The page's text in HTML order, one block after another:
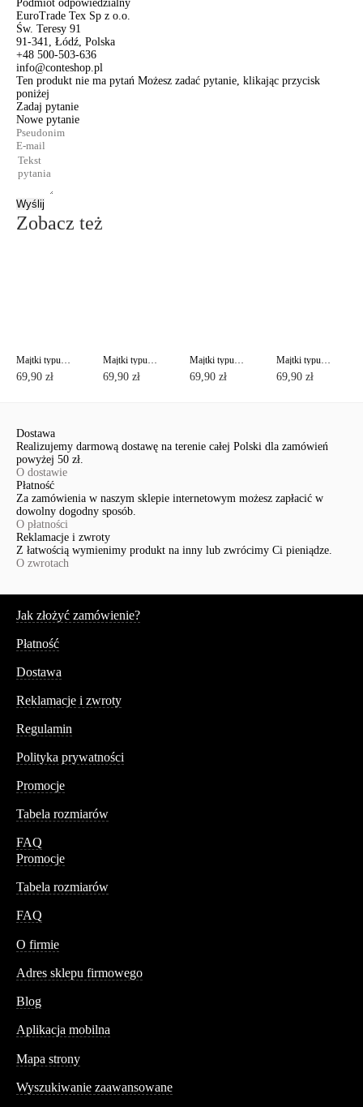
Podmiot odpowiedzialny
EuroTrade Tex Sp z o.o.
Św. Teresy 91
91-341, Łódź, Polska
+48 500-503-636
info@conteshop.pl
Ten produkt nie ma pytań Możesz zadać pytanie, klikając przycisk
poniżej
Zadaj pytanie
Nowe pytanie
Wyślij
Zobacz też
Majtki typu "figi" ze średnim stanem AURA RP3080
69,90 zł
Majtki typu "figi" ze średnim stanem AURA RP3080
69,90 zł
Majtki typu "figi" ze średnim stanem AURA RP3080
69,90 zł
Majtki typu "figi" ze średnim stanem AURA RP3080
69,90 zł
Dostawa
Realizujemy darmową dostawę na terenie całej Polski dla zamówień
powyżej 50 zł.
O dostawie
Płatność
Za zamówienia w naszym sklepie internetowym możesz zapłacić w
dowolny dogodny sposób.
O płatności
Reklamacje i zwroty
Z łatwością wymienimy produkt na inny lub zwrócimy Ci pieniądze.
O zwrotach
Jak złożyć zamówienie?
Płatność
Dostawa
Reklamacje i zwroty
Regulamin
Polityka prywatności
Promocje
Tabela rozmiarów
FAQ
Promocje
Tabela rozmiarów
FAQ
O firmie
Adres sklepu firmowego
Blog
Aplikacja mobilna
Mapa strony
Wyszukiwanie zaawansowane